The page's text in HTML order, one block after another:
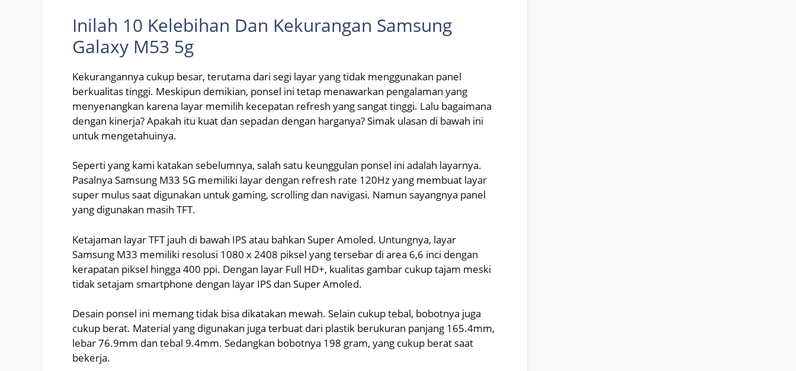
Inilah 10 Kelebihan Dan Kekurangan Samsung
Galaxy M53 5g
Kekurangannya cukup besar, terutama dari segi layar yang tidak menggunakan panel
berkualitas tinggi. Meskipun demikian, ponsel ini tetap menawarkan pengalaman yang
menyenangkan karena layar memilih kecepatan refresh yang sangat tinggi. Lalu bagaimana
dengan kinerja? Apakah itu kuat dan sepadan dengan harganya? Simak ulasan di bawah ini
untuk mengetahuinya.
Seperti yang kami katakan sebelumnya, salah satu keunggulan ponsel ini adalah layarnya.
Pasalnya Samsung M33 5G memiliki layar dengan refresh rate 120Hz yang membuat layar
super mulus saat digunakan untuk gaming, scrolling dan navigasi. Namun sayangnya panel
yang digunakan masih TFT.
Ketajaman layar TFT jauh di bawah IPS atau bahkan Super Amoled. Untungnya, layar
Samsung M33 memiliki resolusi 1080 x 2408 piksel yang tersebar di area 6,6 inci dengan
kerapatan piksel hingga 400 ppi. Dengan layar Full HD+, kualitas gambar cukup tajam meski
tidak setajam smartphone dengan layar IPS dan Super Amoled.
Desain ponsel ini memang tidak bisa dikatakan mewah. Selain cukup tebal, bobotnya juga
cukup berat. Material yang digunakan juga terbuat dari plastik berukuran panjang 165.4mm,
lebar 76.9mm dan tebal 9.4mm. Sedangkan bobotnya 198 gram, yang cukup berat saat
bekerja.